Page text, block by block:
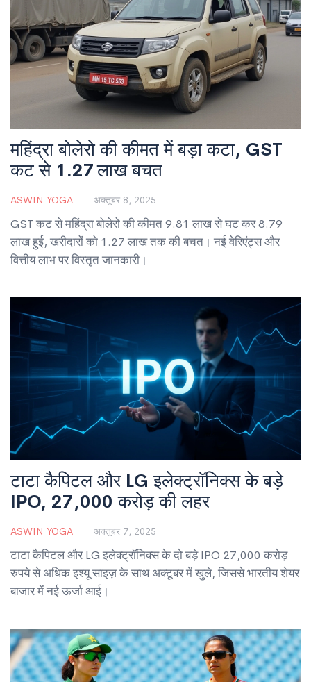
महिंद्रा बोलेरो की कीमत में बड़ा कटा, GST
कट से 1.27 लाख बचत
ASWIN YOGA अक्तूबर 8, 2025
GST कट से महिंद्रा बोलेरो की कीमत 9.81 लाख से घट कर 8.79
लाख हुई, खरीदारों को 1.27 लाख तक की बचत। नई वेरिएंट्स और
वित्तीय लाभ पर विस्तृत जानकारी।
टाटा कैपिटल और LG इलेक्ट्रॉनिक्स के बड़े
IPO, 27,000 करोड़ की लहर
ASWIN YOGA अक्तूबर 7, 2025
टाटा कैपिटल और LG इलेक्ट्रॉनिक्स के दो बड़े IPO 27,000 करोड़
रुपये से अधिक इश्यू साइज़ के साथ अक्टूबर में खुले, जिससे भारतीय शेयर
बाजार में नई ऊर्जा आई।